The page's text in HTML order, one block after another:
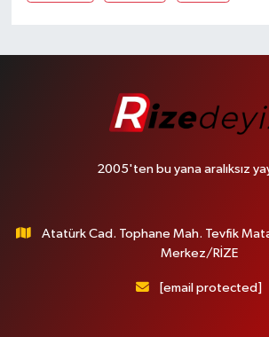
2005'ten bu yana aralıksız
Atatürk Cad. Tophane Mah. Tevfik
Merkez/RİZE
[email protected]